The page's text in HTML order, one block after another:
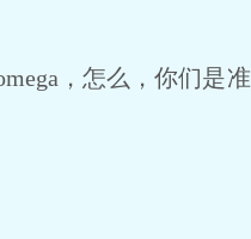
，怎么，你们是准